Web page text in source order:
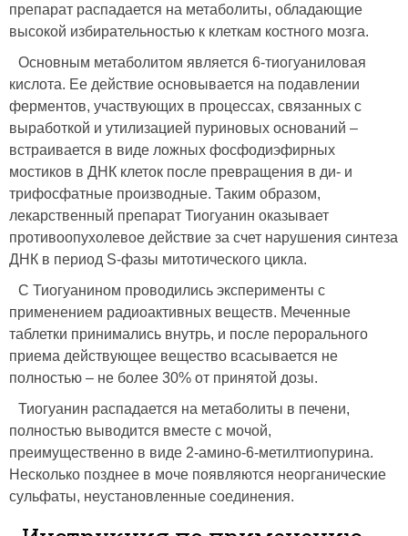
препарат распадается на метаболиты, обладающие
высокой избирательностью к клеткам костного мозга.
Основным метаболитом является 6-тиогуаниловая
кислота. Ее действие основывается на подавлении
ферментов, участвующих в процессах, связанных с
выработкой и утилизацией пуриновых оснований –
встраивается в виде ложных фосфодиэфирных
мостиков в ДНК клеток после превращения в ди- и
трифосфатные производные. Таким образом,
лекарственный препарат Тиогуанин оказывает
противоопухолевое действие за счет нарушения синтеза
ДНК в период S-фазы митотического цикла.
С Тиогуанином проводились эксперименты с
применением радиоактивных веществ. Меченные
таблетки принимались внутрь, и после перорального
приема действующее вещество всасывается не
полностью – не более 30% от принятой дозы.
Тиогуанин распадается на метаболиты в печени,
полностью выводится вместе с мочой,
преимущественно в виде 2-амино-6-метилтиопурина.
Несколько позднее в моче появляются неорганические
сульфаты, неустановленные соединения.